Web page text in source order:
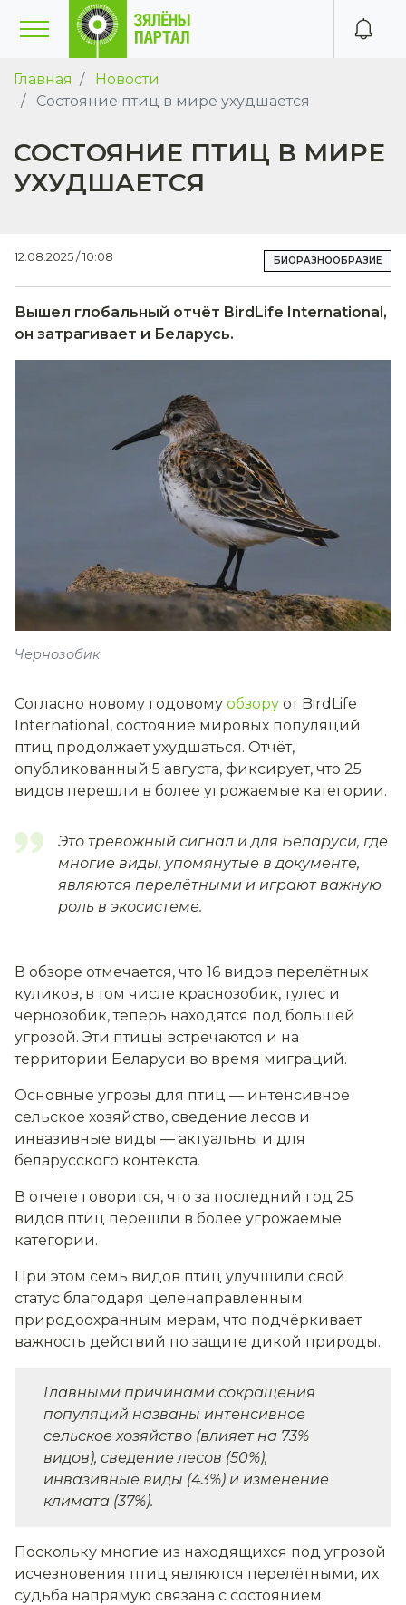
Главная
Новости
Состояние птиц в мире ухудшается
СОСТОЯНИЕ ПТИЦ В МИРЕ
УХУДШАЕТСЯ
12.08.2025 / 10:08 БИОРАЗНООБРАЗИЕ
Вышел глобальный отчёт BirdLife International,
он затрагивает и Беларусь.
Чернозобик
Согласно новому годовому обзору от BirdLife
International, состояние мировых популяций
птиц продолжает ухудшаться. Отчёт,
опубликованный 5 августа, фиксирует, что 25
видов перешли в более угрожаемые категории.
Это тревожный сигнал и для Беларуси, где
многие виды, упомянутые в документе,
являются перелётными и играют важную
роль в экосистеме.
В обзоре отмечается, что 16 видов перелётных
куликов, в том числе краснозобик, тулес и
чернозобик, теперь находятся под большей
угрозой. Эти птицы встречаются и на
территории Беларуси во время миграций.
Основные угрозы для птиц — интенсивное
сельское хозяйство, сведение лесов и
инвазивные виды — актуальны и для
беларусского контекста.
В отчете говорится, что за последний год 25
видов птиц перешли в более угрожаемые
категории.
При этом семь видов птиц улучшили свой
статус благодаря целенаправленным
природоохранным мерам, что подчёркивает
важность действий по защите дикой природы.
Главными причинами сокращения
популяций названы интенсивное
сельское хозяйство (влияет на 73%
видов), сведение лесов (50%),
инвазивные виды (43%) и изменение
климата (37%).
Поскольку многие из находящихся под угрозой
исчезновения птиц являются перелётными, их
судьба напрямую связана с состоянием